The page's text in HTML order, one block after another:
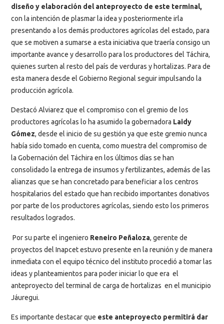
diseño y elaboración del anteproyecto de este terminal,
con la intención de plasmar la idea y posteriormente irla
presentando a los demás productores agrícolas del estado, para
que se motiven a sumarse a esta iniciativa que traería consigo un
importante avance y desarrollo para los productores del Táchira,
quienes surten al resto del país de verduras y hortalizas. Para de
esta manera desde el Gobierno Regional seguir impulsando la
producción agrícola.
Destacó Alviarez que el compromiso con el gremio de los
productores agrícolas lo ha asumido la gobernadora Laidy
Gómez, desde el inicio de su gestión ya que este gremio nunca
había sido tomado en cuenta, como muestra del compromiso de
la Gobernación del Táchira en los últimos días se han
consolidado la entrega de insumos y fertilizantes, además de las
alianzas que se han concretado para beneficiar a los centros
hospitalarios del estado que han recibido importantes donativos
por parte de los productores agrícolas, siendo esto los primeros
resultados logrados.
Por su parte el ingeniero Reneiro Peñaloza, gerente de
proyectos del Inapcet estuvo presente en la reunión y de manera
inmediata con el equipo técnico del instituto procedió a tomar las
ideas y planteamientos para poder iniciar lo que era el
anteproyecto del terminal de carga de hortalizas en el municipio
Jáuregui.
Es importante destacar que este anteproyecto permitirá dar